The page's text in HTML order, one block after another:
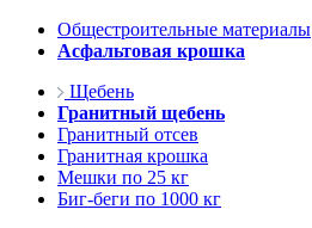
Общестроительные материалы
Асфальтовая крошка
Щебень
Гранитный щебень
Гранитный отсев
Гранитная крошка
Мешки по 25 кг
Биг-беги по 1000 кг